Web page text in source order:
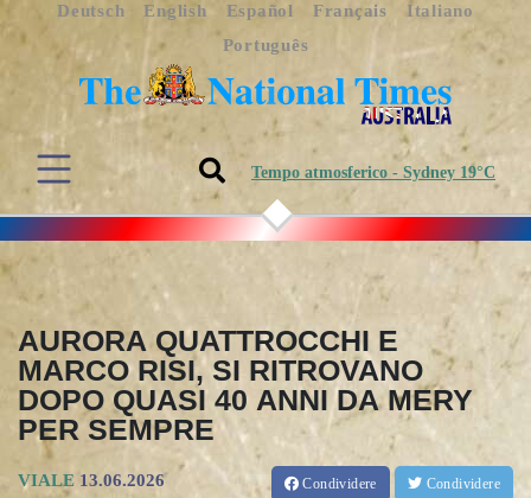
Deutsch English Español Français
Italiano
Português
Tempo atmosferico - Sydney 19°C
AURORA QUATTROCCHI E
MARCO RISI, SI RITROVANO
DOPO QUASI 40 ANNI DA MERY
PER SEMPRE
VIALE 13.06.2026 Condividere Condividere